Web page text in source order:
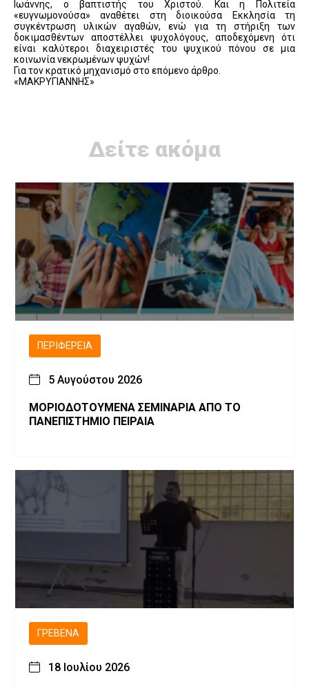
Ιωάννης, ο βαπτιστής του Χριστού. Και η Πολιτεία
«ευγνωμονούσα» αναθέτει στη διοικούσα Εκκλησία τη
συγκέντρωση υλικών αγαθών, ενώ για τη στήριξη των
δοκιμασθέντων αποστέλλει ψυχολόγους, αποδεχόμενη ότι
είναι καλύτεροι διαχειριστές του ψυχικού πόνου σε μια
κοινωνία νεκρωμένων ψυχών!
Για τον κρατικό μηχανισμό στο επόμενο άρθρο.
«ΜΑΚΡΥΓΙΑΝΝΗΣ»
Δείτε ακόμα
ΠΕΡΙΦΈΡΕΙΑ
5 Αυγούστου 2026
ΜΟΡΙΟΔΟΤΟΥΜΕΝΑ ΣΕΜΙΝΑΡΙΑ ΑΠΟ ΤΟ
ΠΑΝΕΠΙΣΤΗΜΙΟ ΠΕΙΡΑΙΑ
ΓΡΕΒΕΝΆ
18 Ιουλίου 2026